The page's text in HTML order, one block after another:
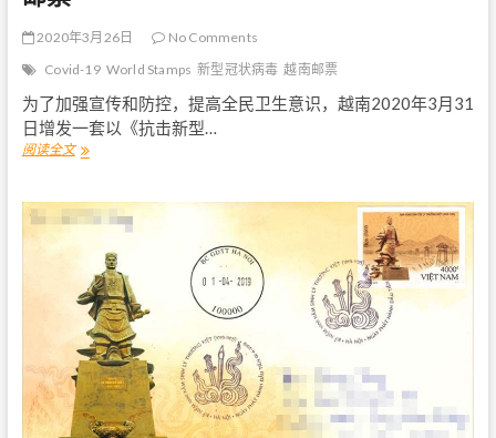
2020年3月26日
No Comments
Covid-19 World Stamps 新型冠状病毒 越南邮票
为了加强宣传和防控，提高全民卫生意识，越南2020年3月31
日增发一套以《抗击新型…
阅读全文越
3
发
行
《
抗
击
新
型
冠